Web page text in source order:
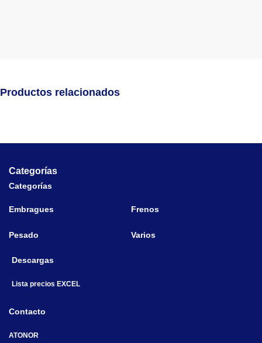
Productos relacionados
Categorías
Categorías
Embragues Frenos
Pesado Varios
Descargas
Lista precios EXCEL
Contacto
ATONOR